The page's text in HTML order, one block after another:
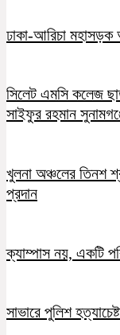
ঢাকা-আরিচা
সিলেট এমসি কলেজ
সাইফুর রহমান
খুলনা অঞ্চলের তিনশ
প্রদান
ক্যাম্পাস নয়, একটি
সাভারে পুলিশ